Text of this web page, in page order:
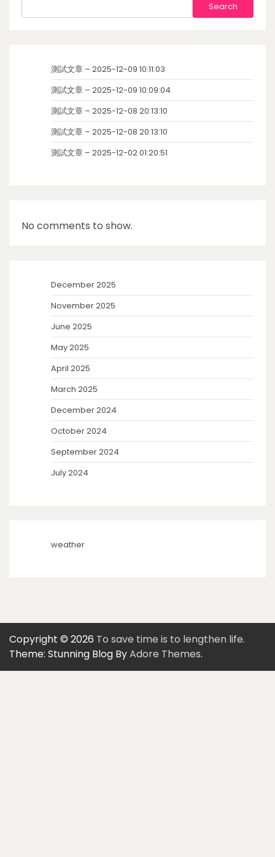
Search
測試文章 – 2025-12-09 10:11:03
測試文章 – 2025-12-09 10:09:04
測試文章 – 2025-12-08 20:13:10
測試文章 – 2025-12-08 20:13:10
測試文章 – 2025-12-02 01:20:51
No comments to show.
December 2025
November 2025
June 2025
May 2025
April 2025
March 2025
December 2024
October 2024
September 2024
July 2024
weather
Copyright © 2026 To save time is to lengthen life.
Theme: Stunning Blog ByAdore Themes.